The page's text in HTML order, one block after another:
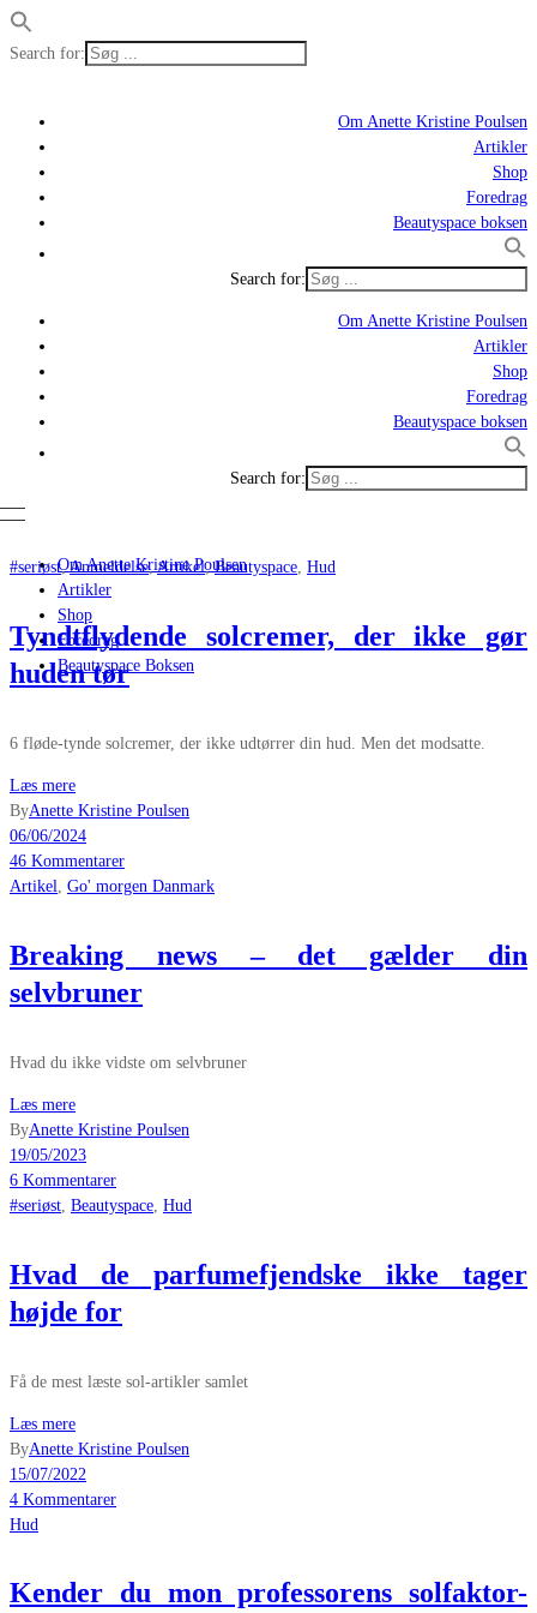
Search for:
Om Anette Kristine Poulsen
Artikler
Shop
Foredrag
Beautyspace boksen
Search for:
Om Anette Kristine Poulsen
Artikler
Shop
Foredrag
Beautyspace boksen
Search for:
Om Anette Kristine Poulsen
Artikler
Shop
Foredrag
Beautyspace Boksen
#seriøst,Anmeldelse,Artikel,Beautyspace, Hud
Tyndtflydende solcremer, der ikke gør
huden tør
6 fløde-tynde solcremer, der ikke udtørrer din hud. Men det modsatte.
Læs mere
ByAnette Kristine Poulsen
06/06/2024
46 Kommentarer
Artikel
Go' morgen Danmark
Breaking news – det gælder din
selvbruner
Hvad du ikke vidste om selvbruner
Læs mere
ByAnette Kristine Poulsen
19/05/2023
6 Kommentarer
#seriøst Beautyspace Hud
Hvad de parfumefjendske ikke tager
højde for
Få de mest læste sol-artikler samlet
Læs mere
ByAnette Kristine Poulsen
15/07/2022
4 Kommentarer
Hud
Kender du mon professorens solfaktor-